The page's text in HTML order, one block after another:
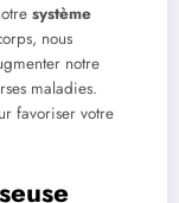
système
nous
notre
maladies.
favoriser votre